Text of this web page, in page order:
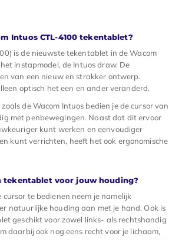
Intuos CTL-4100 tekentablet?
is de nieuwste tekentablet in de Wacom
instapmodel, de Intuos draw. De
van een nieuw en strakker ontwerp.
optisch het een en ander veranderd.
de Wacom Intuos bedien je de cursor van
met penbewegingen. Naast dat dit ervoor
kunt werken en eenvoudiger
kunt verrichten, heeft het ook ergonomische
tekentablet voor jouw houding?
cursor te bedienen neem je namelijk
natuurlijke houding aan met je hand. Ook is
geschikt voor zowel links- als rechtshandig
daarbij ook nog eens recht voor je lichaam,